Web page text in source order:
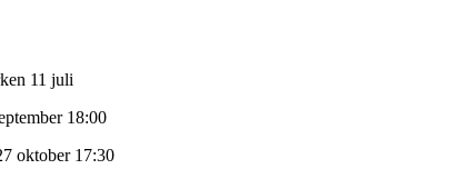
11 juli
18:00
oktober 17:30